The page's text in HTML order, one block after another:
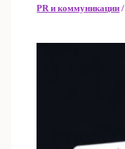
PR и коммуникации /